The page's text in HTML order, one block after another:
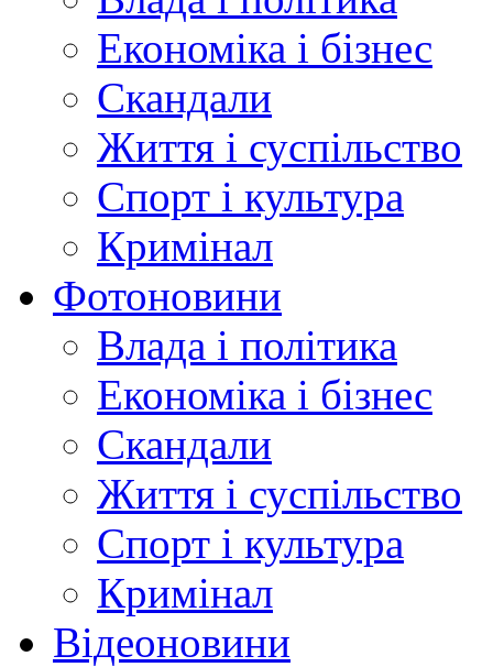
Економіка і бізнес
Скандали
Життя і суспільство
Спорт і культура
Кримінал
Фотоновини
Влада і політика
Економіка і бізнес
Скандали
Життя і суспільство
Спорт і культура
Кримінал
Відеоновини